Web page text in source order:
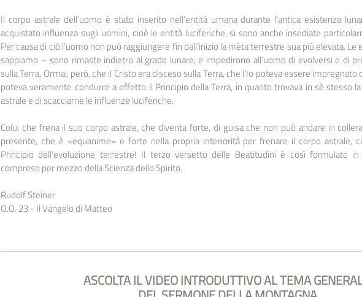
Il corpo astrale dell’uomo è stato inserito nell’entità umana durante l’antica esistenza
acquistato influenza sugli uomini, cioè le entità luciferiche, si sono anche insediate
Per causa di ciò l’uomo non può raggiungere fin dall’inizio la mèta terrestre sua più elevata.
sappiamo – sono rimaste indietro al grado lunare, e impedirono all’uomo di evolversi e di
sulla Terra, Ormai, però, che il Cristo era disceso sulla Terra, che l’Io poteva essere impregnato
poteva veramente condurre a effetto il Principio della Terra, in quanto trovava in sè stesso
astrale e di scacciarne le influenze luciferiche.
Colui che frena il suo corpo astrale, che diventa forte, di guisa che non può andare in
presente, che è «equanime» e forte nella propria interiorità per frenare il corpo astrale,
Principio dell’evoluzione terrestre! Il terzo versetto delle Beatitudini è così formulato
compreso per mezzo della Scienza dello Spirito.
Rudolf Steiner
O.O. 23 - Il Vangelo di Matteo
ASCOLTA IL VIDEO INTRODUTTIVO AL TEMA